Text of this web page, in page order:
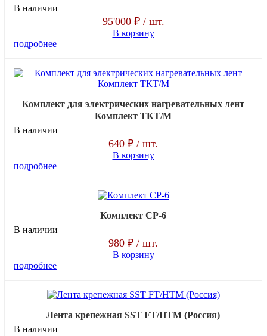
В наличии
95'000 ₽ / шт.
В корзину
подробнее
Комплект для электрических нагревательных лент
Комплект ТКТ/М
В наличии
640 ₽ / шт.
В корзину
подробнее
Комплект СР-6
В наличии
980 ₽ / шт.
В корзину
подробнее
Лента крепежная SST FT/HTM (Россия)
В наличии